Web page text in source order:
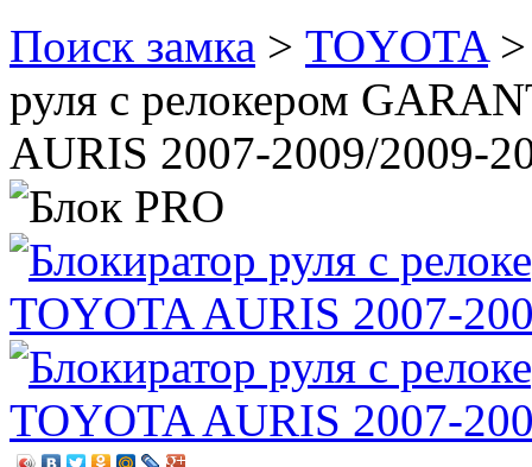
Поиск замка > TOYOTA
руля с релокером
AURIS 2007-2009/2009-